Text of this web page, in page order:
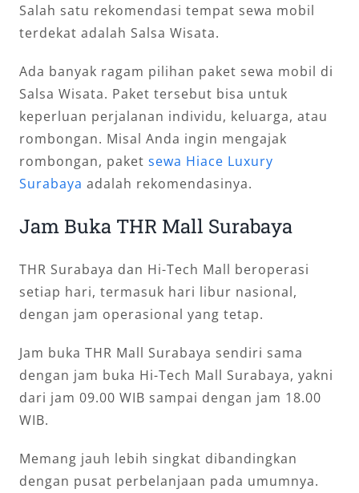
Salah satu rekomendasi tempat sewa mobil
terdekat adalah Salsa Wisata.
Ada banyak ragam pilihan paket sewa mobil di
Salsa Wisata. Paket tersebut bisa untuk
keperluan perjalanan individu, keluarga, atau
rombongan. Misal Anda ingin mengajak
rombongan, paket sewa Hiace Luxury
Surabaya adalah rekomendasinya.
Jam Buka THR Mall Surabaya
THR Surabaya dan Hi-Tech Mall beroperasi
setiap hari, termasuk hari libur nasional,
dengan jam operasional yang tetap.
Jam buka THR Mall Surabaya sendiri sama
dengan jam buka Hi-Tech Mall Surabaya, yakni
dari jam 09.00 WIB sampai dengan jam 18.00
WIB.
Memang jauh lebih singkat dibandingkan
dengan pusat perbelanjaan pada umumnya.